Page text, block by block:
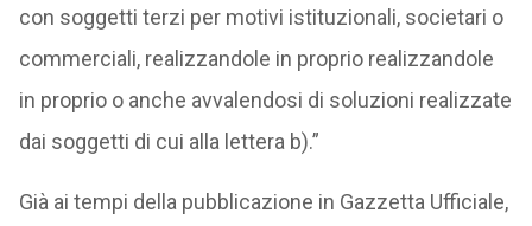
con soggetti terzi per motivi istituzionali, societari o
commerciali, realizzandole in proprio realizzandole
in proprio o anche avvalendosi di soluzioni realizzate
dai soggetti di cui alla lettera b).”
Già ai tempi della pubblicazione in Gazzetta Ufficiale,